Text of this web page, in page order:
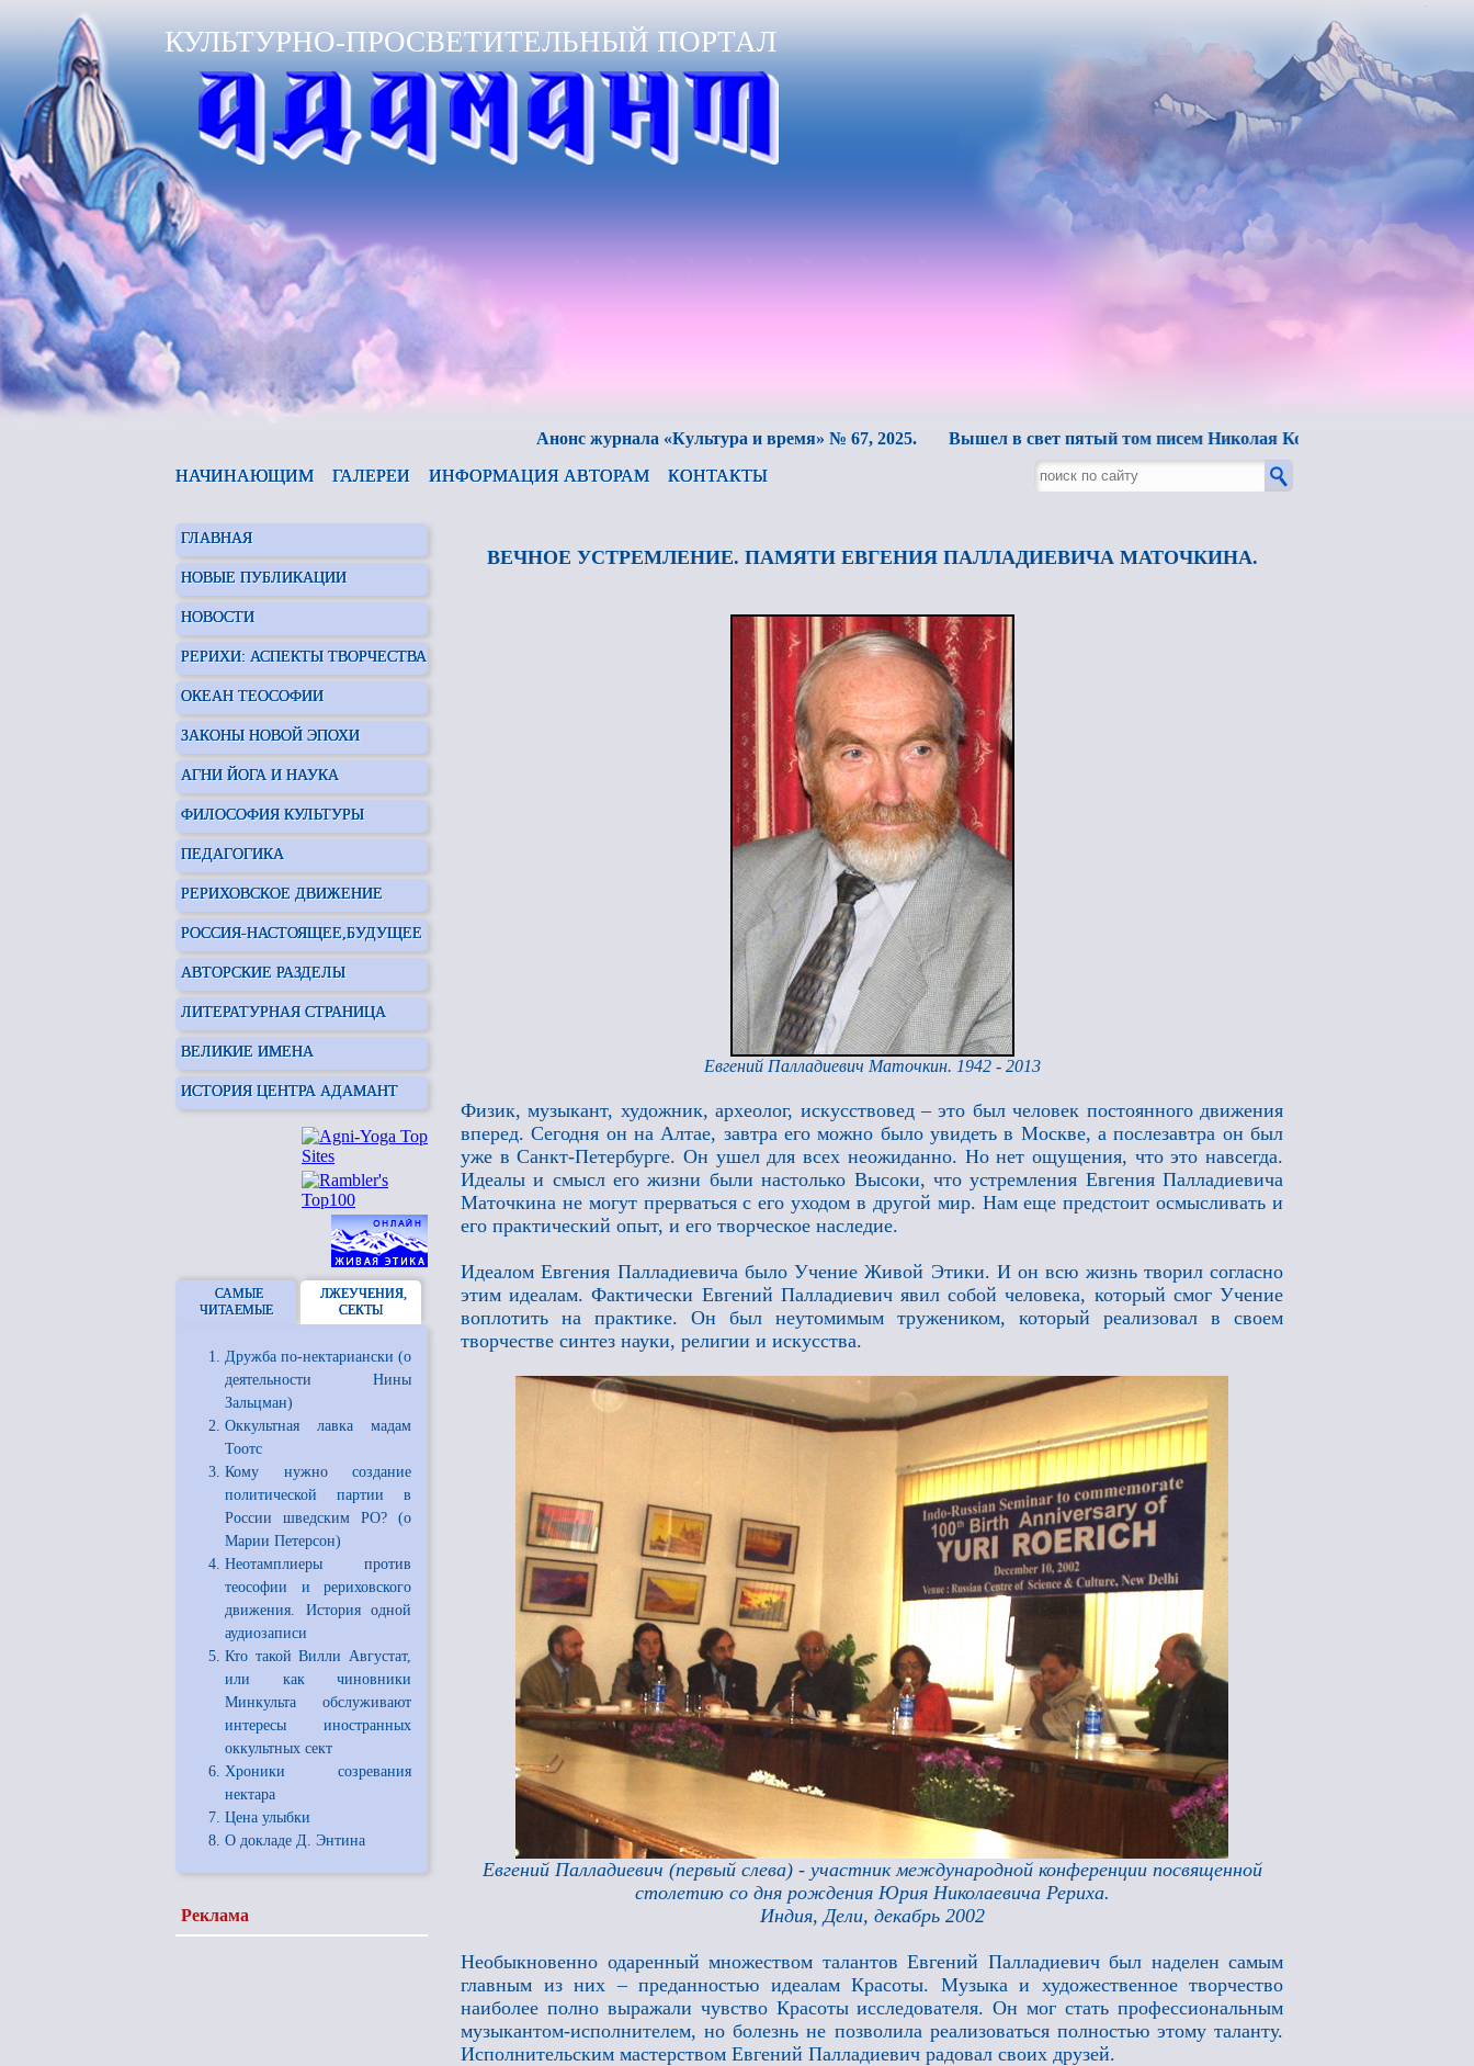
КУЛЬТУРНО-ПРОСВЕТИТЕЛЬНЫЙ ПОРТАЛ
Анонс журнала «Культура и время» № 67, 2025. Вышел в свет пятый том писем Николая Константиновича Рериха.
НАЧИНАЮЩИМ ГАЛЕРЕИ ИНФОРМАЦИЯ АВТОРАМ КОНТАКТЫ
ГЛАВНАЯ
НОВЫЕ ПУБЛИКАЦИИ
НОВОСТИ
РЕРИХИ: АСПЕКТЫ ТВОРЧЕСТВА
ОКЕАН ТЕОСОФИИ
ЗАКОНЫ НОВОЙ ЭПОХИ
АГНИ ЙОГА И НАУКА
ФИЛОСОФИЯ КУЛЬТУРЫ
ПЕДАГОГИКА
РЕРИХОВСКОЕ ДВИЖЕНИЕ
РОССИЯ-НАСТОЯЩЕЕ,БУДУЩЕЕ
АВТОРСКИЕ РАЗДЕЛЫ
ЛИТЕРАТУРНАЯ СТРАНИЦА
ВЕЛИКИЕ ИМЕНА
ИСТОРИЯ ЦЕНТРА АДАМАНТ
САМЫЕ
ЧИТАЕМЫЕ
ЛЖЕУЧЕНИЯ,
СЕКТЫ
Дружба по-нектариански (о
деятельности Нины
Зальцман)
Оккультная лавка мадам
Тоотс
Кому нужно создание
политической партии в
России шведским РО? (о
Марии Петерсон)
Неотамплиеры против
теософии и рериховского
движения. История одной
аудиозаписи
Кто такой Вилли Августат,
или как чиновники
Минкульта обслуживают
интересы иностранных
оккультных сект
Хроники созревания
нектара
Цена улыбки
О докладе Д. Энтина
Реклама
ВЕЧНОЕ УСТРЕМЛЕНИЕ. ПАМЯТИ ЕВГЕНИЯ ПАЛЛАДИЕВИЧА МАТОЧКИНА.
Евгений Палладиевич Маточкин. 1942 - 2013
Физик, музыкант, художник, археолог, искусствовед – это был человек постоянного движения
вперед. Сегодня он на Алтае, завтра его можно было увидеть в Москве, а послезавтра он был
уже в Санкт-Петербурге. Он ушел для всех неожиданно. Но нет ощущения, что это навсегда.
Идеалы и смысл его жизни были настолько Высоки, что устремления Евгения Палладиевича
Маточкина не могут прерваться с его уходом в другой мир. Нам еще предстоит осмысливать и
его практический опыт, и его творческое наследие.
Идеалом Евгения Палладиевича было Учение Живой Этики. И он всю жизнь творил согласно
этим идеалам. Фактически Евгений Палладиевич явил собой человека, который смог Учение
воплотить на практике. Он был неутомимым тружеником, который реализовал в своем
творчестве синтез науки, религии и искусства.
Евгений Палладиевич (первый слева) - участник международной конференции посвященной
столетию со дня рождения Юрия Николаевича Рериха.
Индия, Дели, декабрь 2002
Необыкновенно одаренный множеством талантов Евгений Палладиевич был наделен самым
главным из них – преданностью идеалам Красоты. Музыка и художественное творчество
наиболее полно выражали чувство Красоты исследователя. Он мог стать профессиональным
музыкантом-исполнителем, но болезнь не позволила реализоваться полностью этому таланту.
Исполнительским мастерством Евгений Палладиевич радовал своих друзей.